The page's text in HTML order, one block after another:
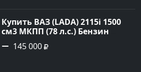
Авторынок23
Купить ВАЗ (LADA) 2115i 1500
см3 МКПП (78 л.с.) Бензин
инжектор в Брюховецкая: цвет
Золотой Седан 2003 года по
145 000